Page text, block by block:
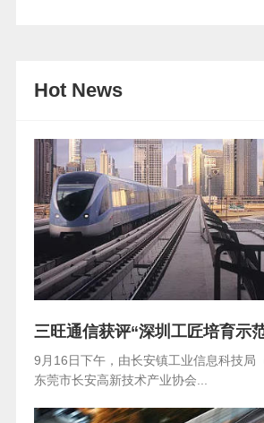
Hot News
三旺通信获评“深圳工匠培育示
9月16日下午，由长安镇工业信息科技局
东莞市长安高新技术产业协会...